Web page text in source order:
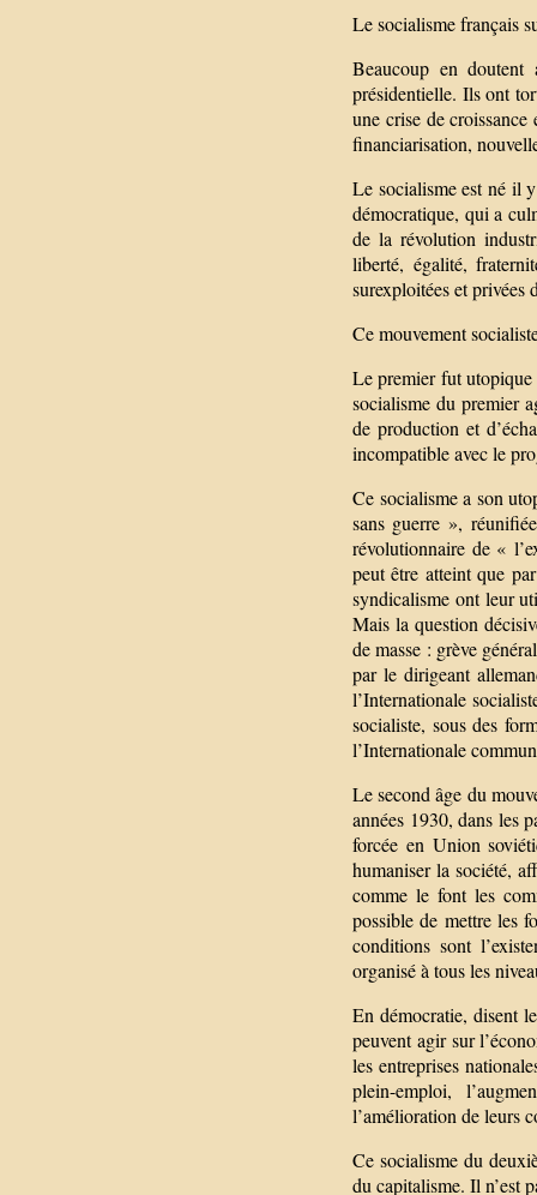
Le socialisme français
Beaucoup en
présidentielle. Ils ont
une crise de
financiarisation,
Le socialisme est né il
démocratique, qui a
de la révolution
liberté, égalité,
surexploitées et privées
Ce mouvement
Le premier fut utopique
socialisme du premier
de production et
incompatible avec le
Ce socialisme a son
sans guerre »,
révolutionnaire de «
peut être atteint que
syndicalisme ont leur
Mais la question
de masse : grève
par le dirigeant
l’Internationale
socialiste, sous des
l’Internationale
Le second âge du
années 1930, dans les
forcée en Union
humaniser la société,
comme le font les
possible de mettre les
conditions sont
organisé à tous les
En démocratie, disent
peuvent agir sur
les entreprises
plein-emploi,
l’amélioration de leurs
Ce socialisme du
du capitalisme. Il n’est